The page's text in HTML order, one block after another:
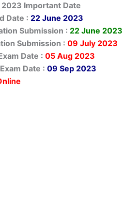
2023 Important Date
Date : 22 June 2023
Submission : 22 June 2023
Submission : 09 July 2023
Date : 05 Aug 2023
Date : 09 Sep 2023